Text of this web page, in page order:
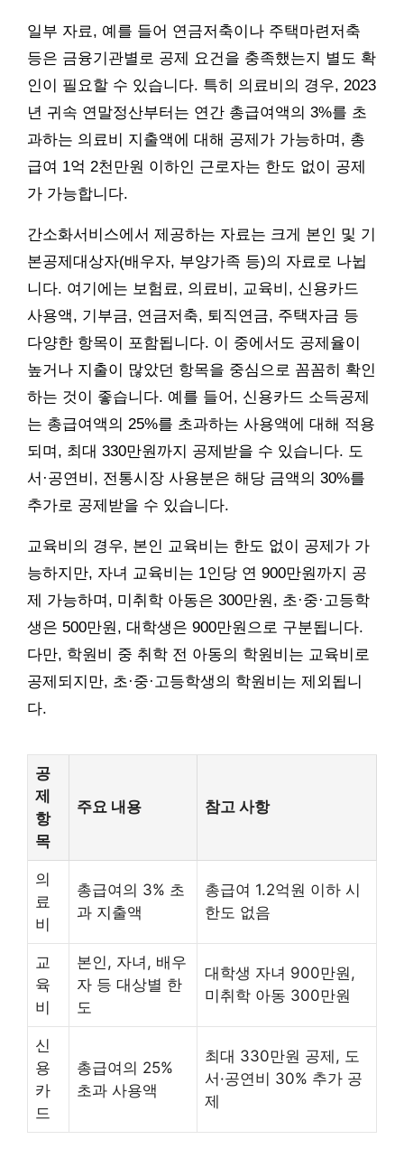
일부 자료, 예를 들어 연금저축이나 주택마련저축
등은 금융기관별로 공제 요건을 충족했는지 별도 확
인이 필요할 수 있습니다. 특히 의료비의 경우, 2023
년 귀속 연말정산부터는 연간 총급여액의 3%를 초
과하는 의료비 지출액에 대해 공제가 가능하며, 총
급여 1억 2천만원 이하인 근로자는 한도 없이 공제
가 가능합니다.
간소화서비스에서 제공하는 자료는 크게 본인 및 기
본공제대상자(배우자, 부양가족 등)의 자료로 나뉩
니다. 여기에는 보험료, 의료비, 교육비, 신용카드
사용액, 기부금, 연금저축, 퇴직연금, 주택자금 등
다양한 항목이 포함됩니다. 이 중에서도 공제율이
높거나 지출이 많았던 항목을 중심으로 꼼꼼히 확인
하는 것이 좋습니다. 예를 들어, 신용카드 소득공제
는 총급여액의 25%를 초과하는 사용액에 대해 적용
되며, 최대 330만원까지 공제받을 수 있습니다. 도
서·공연비, 전통시장 사용분은 해당 금액의 30%를
추가로 공제받을 수 있습니다.
교육비의 경우, 본인 교육비는 한도 없이 공제가 가
능하지만, 자녀 교육비는 1인당 연 900만원까지 공
제 가능하며, 미취학 아동은 300만원, 초·중·고등학
생은 500만원, 대학생은 900만원으로 구분됩니다.
다만, 학원비 중 취학 전 아동의 학원비는 교육비로
공제되지만, 초·중·고등학생의 학원비는 제외됩니
다.
공
제
항
목
주요 내용 참고 사항
의
료
비
총급여의 3% 초
과 지출액
총급여 1.2억원 이하 시
한도 없음
교
육
비
본인, 자녀, 배우
자 등 대상별 한
도
대학생 자녀 900만원,
미취학 아동 300만원
신
용
카
드
총급여의 25%
초과 사용액
최대 330만원 공제, 도
서·공연비 30% 추가 공
제